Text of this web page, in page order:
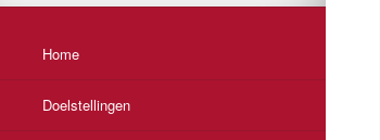
Home
Doelstellingen